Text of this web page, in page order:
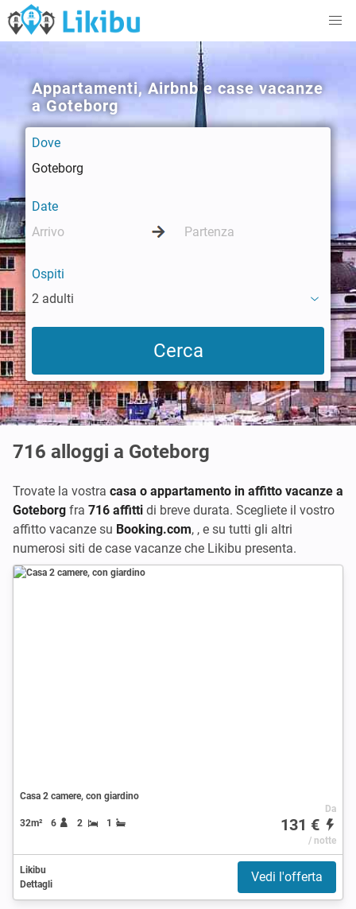
Appartamenti, Airbnb e case vacanze
a Goteborg
Dove
Date
Ospiti
2 adulti
716 alloggi a Goteborg
Trovate la vostra casa o appartamento in affitto vacanze a
Goteborg fra 716 affitti di breve durata. Scegliete il vostro
affitto vacanze su Booking.com, , e su tutti gli altri
numerosi siti de case vacanze che Likibu presenta.
Casa 2 camere, con giardino
32m² 6 2 1
Da
131 €
/ notte
Likibu
Dettagli
Vedi l'offerta